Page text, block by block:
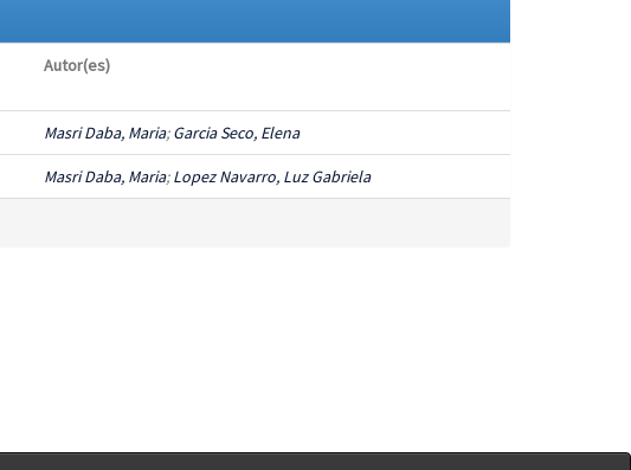
Autor(es)
Masri Daba, Maria;Garcia Seco, Elena
Masri Daba, Maria;Lopez Navarro, Luz Gabriela